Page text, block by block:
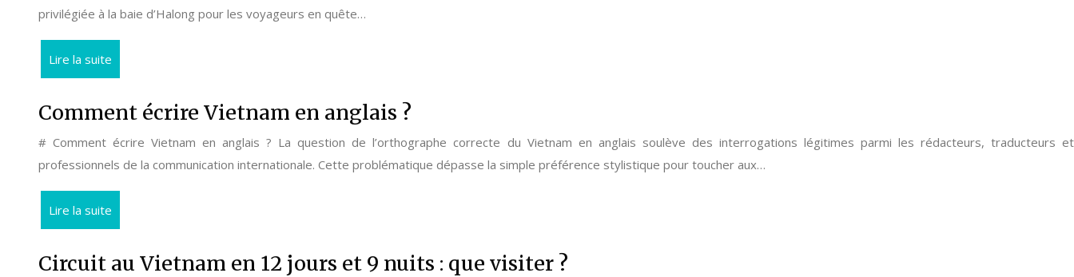
privilégiée à la baie d’Halong pour les voyageurs en quête…
Lire la suite
Comment écrire Vietnam en anglais ?
# Comment écrire Vietnam en anglais ? La question de l’orthographe correcte du Vietnam en anglais soulève des interrogations légitimes parmi les rédacteurs, traducteurs et
professionnels de la communication internationale. Cette problématique dépasse la simple préférence stylistique pour toucher aux…
Lire la suite
Circuit au Vietnam en 12 jours et 9 nuits : que visiter ?